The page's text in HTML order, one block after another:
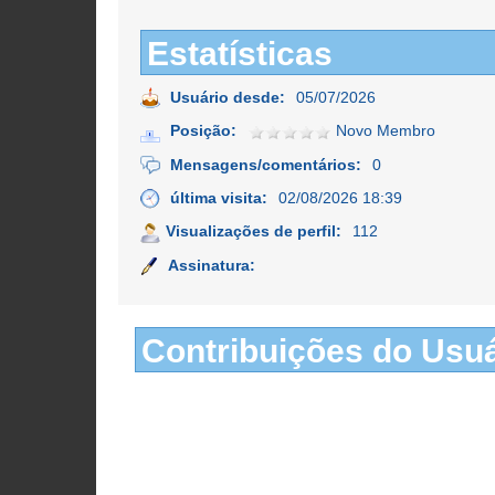
Estatísticas
Usuário desde:
05/07/2026
Posição:
Novo Membro
Mensagens/comentários:
0
última visita:
02/08/2026 18:39
Visualizações de perfil:
112
Assinatura:
Contribuições do